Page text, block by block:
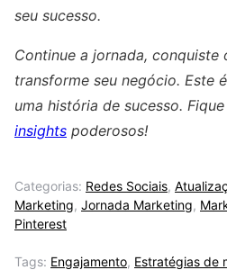
seu sucesso.
Continue a jornada, conquiste
transforme seu negócio. Este
uma história de sucesso.
insights poderosos!
Categorias: Redes Sociais,
Marketing, Jornada Marketing,
Pinterest
Tags: Engajamento, Estratégias de